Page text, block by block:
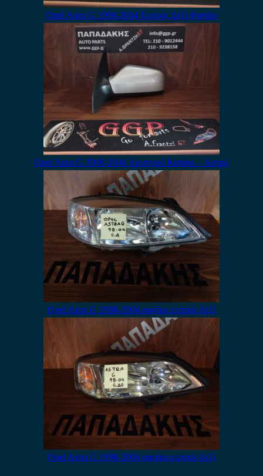
Opel Astra G 1998-2004 Εμπρός Δεξί Φανάρι
Opel Astra G 1998-2004 Αριστερό Καπάκι – Ασημί
Opel Astra G 1998-2004 φανάρι εμπρός δεξί
Opel Astra G 1998-2004 φανάρι εμπρός δεξί